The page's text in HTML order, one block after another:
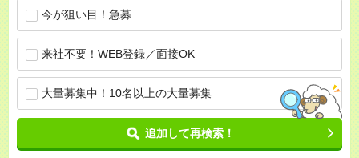
今が狙い目！急募
来社不要！WEB登録／面接OK
大量募集中！10名以上の大量募集
追加して再検索！